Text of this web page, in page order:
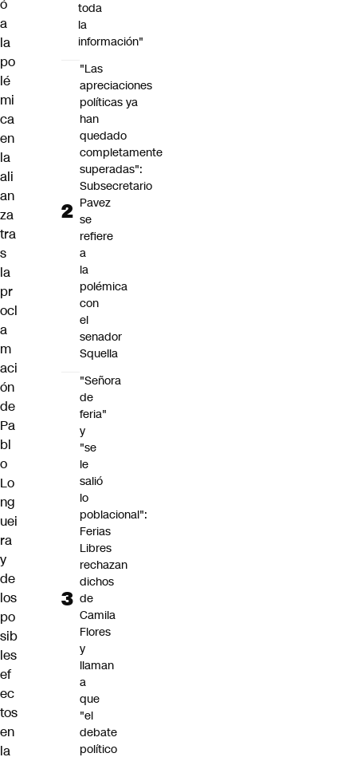
ó
a
la
po
lé
mi
ca
en
la
ali
an
za
tra
s
la
pr
ocl
a
m
aci
ón
de
Pa
bl
o
Lo
ng
uei
ra
y
de
los
po
sib
les
ef
ec
tos
en
la
toda
la
información"
"Las
apreciaciones
políticas ya
han
quedado
completamente
superadas":
Subsecretario
Pavez
se
refiere
a
la
polémica
con
el
senador
Squella
"Señora
de
feria"
y
"se
le
salió
lo
poblacional":
Ferias
Libres
rechazan
dichos
de
Camila
Flores
y
llaman
a
que
"el
debate
político